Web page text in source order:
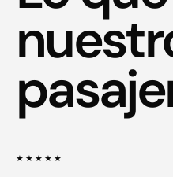
★★★★★